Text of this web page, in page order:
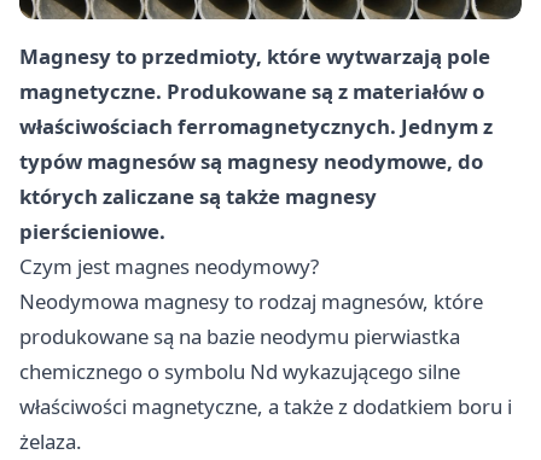
Magnesy to przedmioty, które wytwarzają pole
magnetyczne. Produkowane są z materiałów o
właściwościach ferromagnetycznych. Jednym z
typów magnesów są magnesy neodymowe, do
których zaliczane są także magnesy
pierścieniowe.
Czym jest magnes neodymowy?
Neodymowa magnesy to rodzaj magnesów, które
produkowane są na bazie neodymu pierwiastka
chemicznego o symbolu Nd wykazującego silne
właściwości magnetyczne, a także z dodatkiem boru i
żelaza.